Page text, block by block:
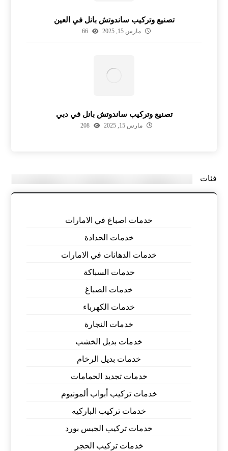
تصنيع وتركيب ساندوتش بانل في العين
مارس 15, 2025 66
تصنيع وتركيب ساندوتش بانل في دبي
مارس 15, 2025 208
فئات
خدمات اصباغ في الامارات
خدمات الحدادة
خدمات الدهانات في الامارات
خدمات السباكة
خدمات الصباغ
خدمات الكهرباء
خدمات النجارة
خدمات بديل الخشب
خدمات بديل الرخام
خدمات تجديد الحمامات
خدمات تركيب أبواب ألمونيوم
خدمات تركيب الباركيه
خدمات تركيب الجبس بورد
خدمات تركيب الحجر